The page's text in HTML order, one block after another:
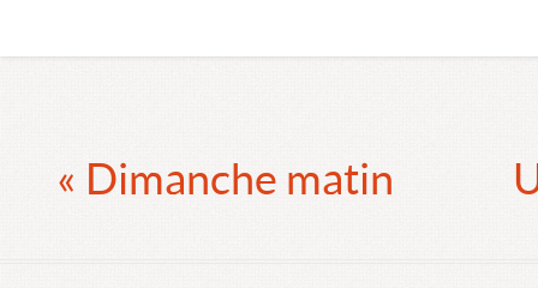
« Dimanche matin